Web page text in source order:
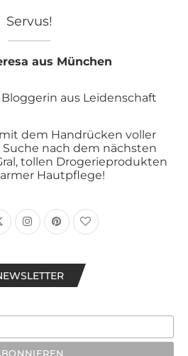
Servus!
aus München
aus Leidenschaft
dem Handrücken voller
Suche nach dem nächsten
tollen Drogerieprodukten
Hautpflege!